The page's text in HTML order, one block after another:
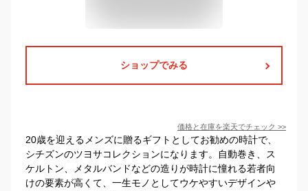
ショップでみる
価格と在庫を楽天でチェック >>
20歳を迎えるメンズに贈るギフトとしてお勧めの時計で、
シチズンのツヨサコレクションになります。自動巻き、ス
ケルトン、メタルバンドなどの造りが時計に憧れる若者向
けの要素が高くて、一生モノとしてウケやすいデザインや